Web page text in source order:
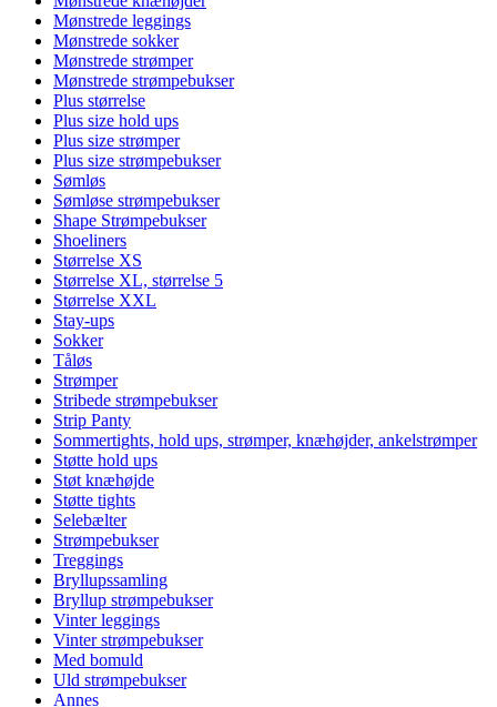
Mønstrede leggings
Mønstrede sokker
Mønstrede strømper
Mønstrede strømpebukser
Plus størrelse
Plus size hold ups
Plus size strømper
Plus size strømpebukser
Sømløs
Sømløse strømpebukser
Shape Strømpebukser
Shoeliners
Størrelse XS
Størrelse XL, størrelse 5
Størrelse XXL
Stay-ups
Sokker
Tåløs
Strømper
Stribede strømpebukser
Strip Panty
Sommertights, hold ups, strømper, knæhøjder, ankelstrømper
Støtte hold ups
Støt knæhøjde
Støtte tights
Selebælter
Strømpebukser
Treggings
Bryllupssamling
Bryllup strømpebukser
Vinter leggings
Vinter strømpebukser
Med bomuld
Uld strømpebukser
Annes